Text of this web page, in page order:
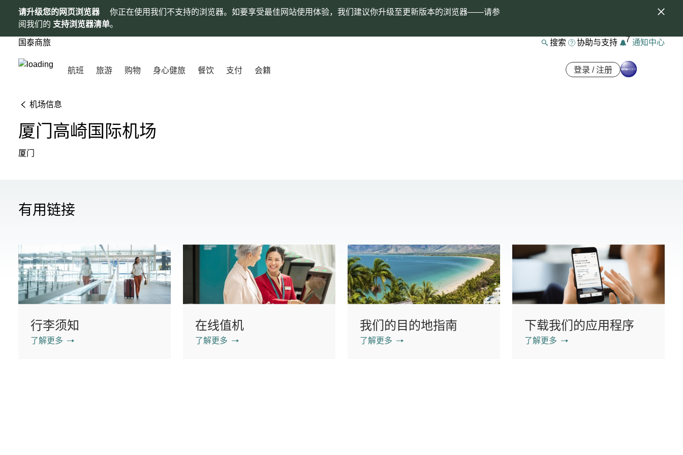
请升级您的网页浏览器
你正在使用我们不支持的浏览器。如要享受最佳网站使用体验，我们建议你升级至更新版本的浏览器——请参
阅我们的 支持浏览器清单。
国泰商旅 搜索 协助与支持 7 通知中心
航班 旅游 购物 身心健旅 餐饮 支付 会籍 登录 / 注册
机场信息
厦门高崎国际机场
厦门
有用链接
行李须知
了解更多
在线值机
了解更多
我们的目的地指南
了解更多
下载我们的应用程序
了解更多